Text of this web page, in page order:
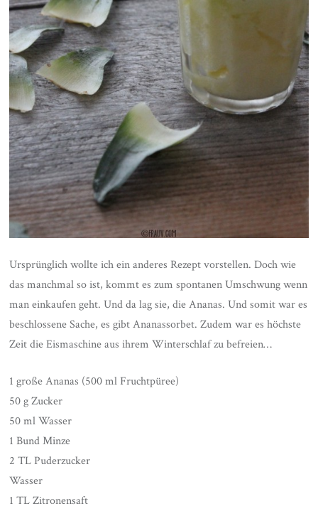
Ursprünglich wollte ich ein anderes Rezept vorstellen. Doch wie
das manchmal so ist, kommt es zum spontanen Umschwung wenn
man einkaufen geht. Und da lag sie, die Ananas. Und somit war es
beschlossene Sache, es gibt Ananassorbet. Zudem war es höchste
Zeit die Eismaschine aus ihrem Winterschlaf zu befreien…
1 große Ananas (500 ml Fruchtpüree)
50 g Zucker
50 ml Wasser
1 Bund Minze
2 TL Puderzucker
Wasser
1 TL Zitronensaft